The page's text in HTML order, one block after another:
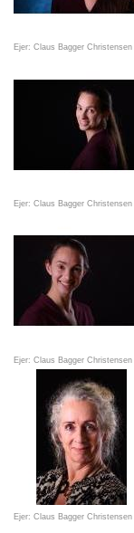
Ejer: Claus Bagger Christensen
Ejer: Claus Bagger Christensen
Ejer: Claus Bagger Christensen
Ejer: Claus Bagger Christensen